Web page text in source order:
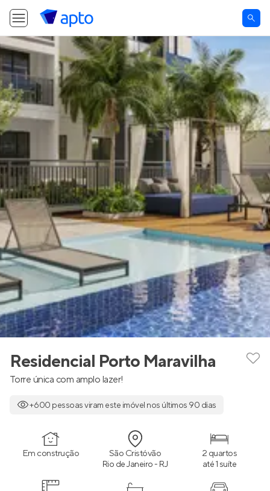
Residencial Porto Maravilha
Torre única com amplo lazer!
+600 pessoas viram este imóvel nos últimos 90 dias
Em construção São Cristóvão
Rio de Janeiro - RJ
2 quartos
até 1 suíte